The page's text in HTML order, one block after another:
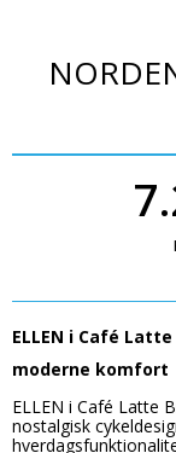
ELLEN i Café
moderne komfort
ELLEN i Café Latte
nostalgisk